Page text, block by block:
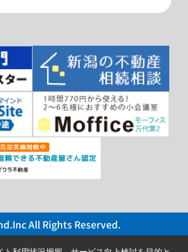
All Rights Reserved.